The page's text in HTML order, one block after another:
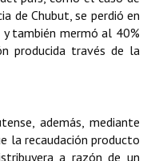
de Chubut, se perdió en
también mermó al 40%
producida través de la
además, mediante
la recaudación producto
a razón de un